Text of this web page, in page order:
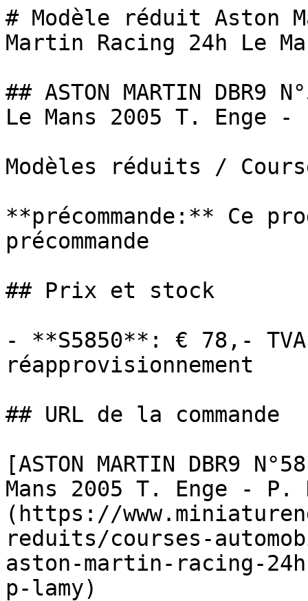
# Modèle réduit Aston
Martin Racing 24h Le
## ASTON MARTIN
Le Mans 2005 T. Enge
Modèles réduits /
**précommande:** Ce
précommande
## Prix et stock
- **S5850**: € 78,-
réapprovisionnement
## URL de la commande
[ASTON MARTIN DBR9
Mans 2005 T. Enge -
(https://
reduits/courses-
aston-martin-racing-
p-lamy)